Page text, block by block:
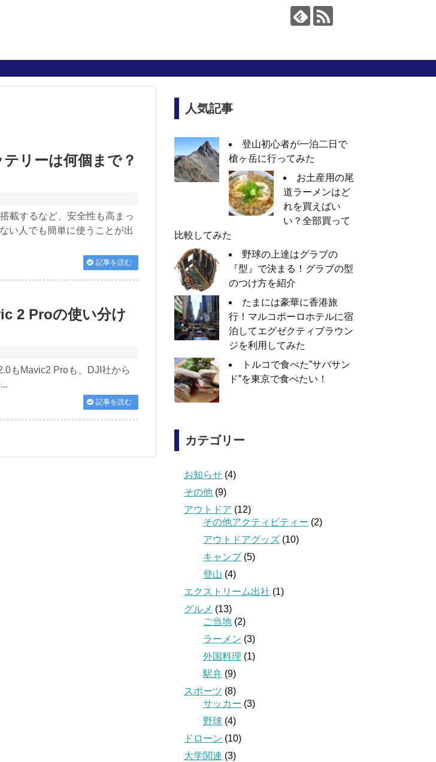
リーは何個まで？
載するなど、安全性も高まっ
い人でも簡単に使うことが出
記事を読む
2 Proの使い分け
もMavic2 Proも、DJI社から
記事を読む
人気記事
登山初心者が一泊二日で
槍ヶ岳に行ってみた
お土産用の尾
道ラーメンはど
れを買えばい
い？全部買って
比較してみた
野球の上達はグラブの
『型』で決まる！グラブの型
のつけ方を紹介
たまには豪華に香港旅
行！マルコポーロホテルに宿
泊してエグゼクティブラウン
ジを利用してみた
トルコで食べた”サバサン
ド”を東京で食べたい！
カテゴリー
お知らせ (4)
その他 (9)
アウトドア (12)
その他アクティビティー (2)
アウトドアグッズ (10)
キャンプ(5)
登山 (4)
エクストリーム出社 (1)
グルメ (13)
ご当地 (2)
ラーメン (3)
外国料理 (1)
駅弁 (9)
スポーツ (8)
サッカー (3)
野球 (4)
ドローン (10)
大学関連 (3)